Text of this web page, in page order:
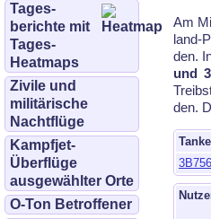
Tages­
berichte mit
Tages-
Heatmaps
Zivile und
militärische
Nachtflüge
Kampfjet-
Überflüge
ausgewählter Orte
O-Ton Betroffener
Am
land-
den.
und
den.